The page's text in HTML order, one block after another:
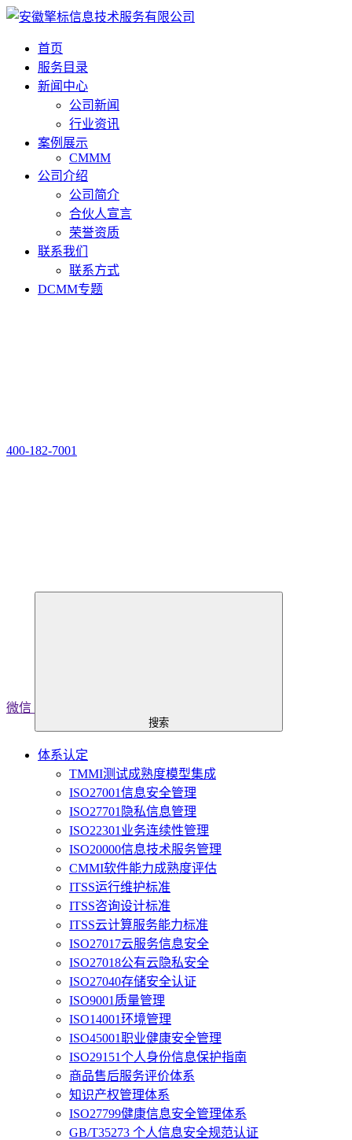
首页
服务目录
新闻中心
公司新闻
行业资讯
案例展示
CMMM
公司介绍
公司简介
合伙人宣言
荣誉资质
联系我们
联系方式
DCMM专题
400-182-7001
微信
搜索
体系认定
TMMI测试成熟度模型集成
ISO27001信息安全管理
ISO27701隐私信息管理
ISO22301业务连续性管理
ISO20000信息技术服务管理
CMMI软件能力成熟度评估
ITSS运行维护标准
ITSS咨询设计标准
ITSS云计算服务能力标准
ISO27017云服务信息安全
ISO27018公有云隐私安全
ISO27040存储安全认证
ISO9001质量管理
ISO14001环境管理
ISO45001职业健康安全管理
ISO29151个人身份信息保护指南
商品售后服务评价体系
知识产权管理体系
ISO27799健康信息安全管理体系
GB/T35273 个人信息安全规范认证